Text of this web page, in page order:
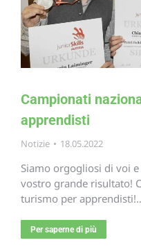
Campionati
apprendisti
Notizie 18.05.2022
Siamo orgogliosi di voi
vostro grande risultato!
turismo per
Per saperne di più